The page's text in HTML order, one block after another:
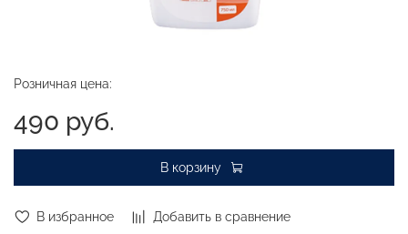
В избранное Добавить в сравнение
Розничная цена:
490 руб.
В корзину